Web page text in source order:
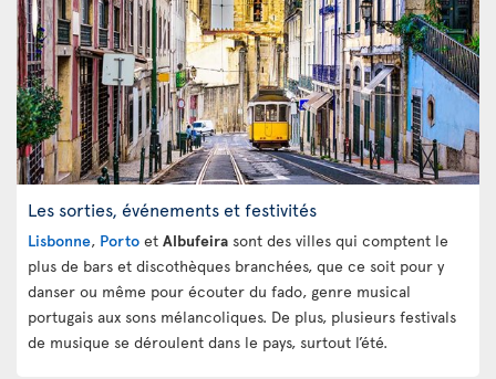
Les sorties, événements et festivités
Lisbonne, Porto et Albufeira sont des villes qui comptent le
plus de bars et discothèques branchées, que ce soit pour y
danser ou même pour écouter du fado, genre musical
portugais aux sons mélancoliques. De plus, plusieurs festivals
de musique se déroulent dans le pays, surtout l’été.